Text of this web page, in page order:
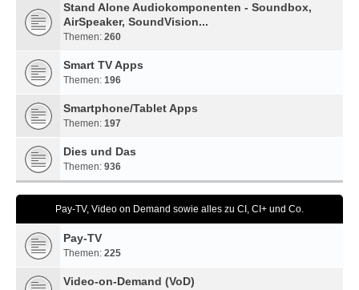
Stand Alone Audiokomponenten - Soundbox,
AirSpeaker, SoundVision...
Themen: 260
Smart TV Apps
Themen: 196
Smartphone/Tablet Apps
Themen: 197
Dies und Das
Themen: 936
Pay-TV, Video on Demand sowie alles zu CI, CI+ und Co.
Pay-TV
Themen: 225
Video-on-Demand (VoD)